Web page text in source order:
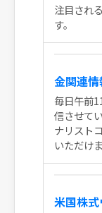
注目され
す。
金関連
毎日午前
信させて
ナリスト
いただけま
米国株